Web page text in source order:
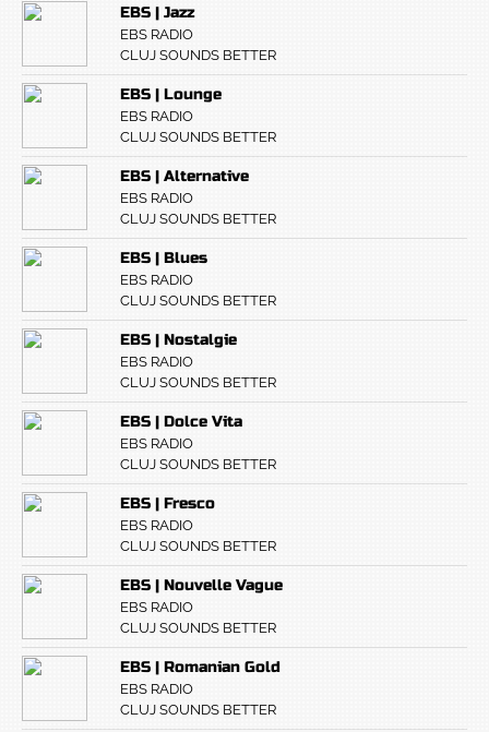
EBS | Jazz
EBS RADIO
CLUJ SOUNDS BETTER
EBS | Lounge
EBS RADIO
CLUJ SOUNDS BETTER
EBS | Alternative
EBS RADIO
CLUJ SOUNDS BETTER
EBS | Blues
EBS RADIO
CLUJ SOUNDS BETTER
EBS | Nostalgie
EBS RADIO
CLUJ SOUNDS BETTER
EBS | Dolce Vita
EBS RADIO
CLUJ SOUNDS BETTER
EBS | Fresco
EBS RADIO
CLUJ SOUNDS BETTER
EBS | Nouvelle Vague
EBS RADIO
CLUJ SOUNDS BETTER
EBS | Romanian Gold
EBS RADIO
CLUJ SOUNDS BETTER